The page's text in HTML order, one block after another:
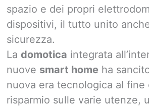
spazio e dei propri
dispositivi, il tutto unito
sicurezza.
La domotica integrata
nuove smart home ha
nuova era tecnologica al fine
risparmio sulle varie utenze,